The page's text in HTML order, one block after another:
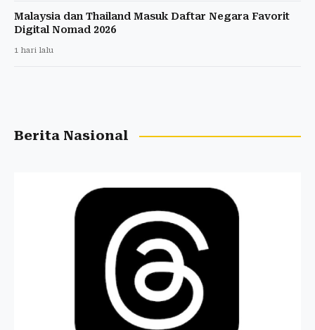
Malaysia dan Thailand Masuk Daftar Negara Favorit
Digital Nomad 2026
1 hari lalu
Berita Nasional